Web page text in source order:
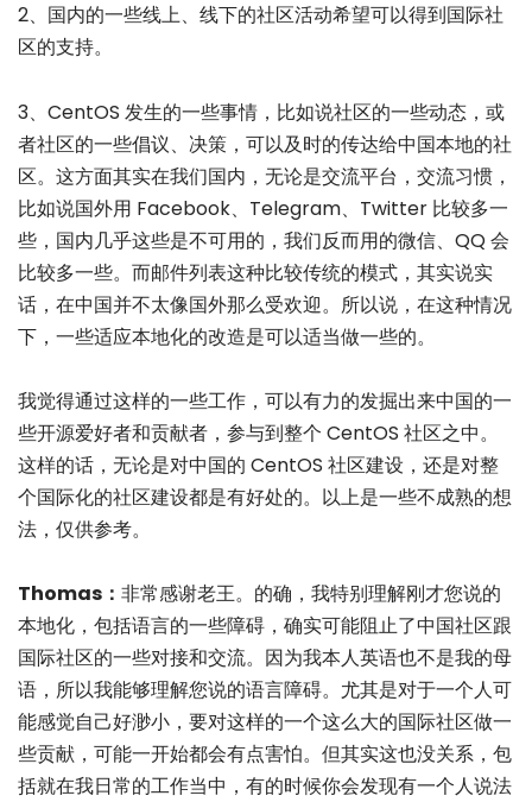
2、国内的一些线上、线下的社区活动希望可以得到国际社
区的支持。
3、CentOS 发生的一些事情，比如说社区的一些动态，或
者社区的一些倡议、决策，可以及时的传达给中国本地的社
区。这方面其实在我们国内，无论是交流平台，交流习惯，
比如说国外用 Facebook、Telegram、Twitter 比较多一
些，国内几乎这些是不可用的，我们反而用的微信、QQ 会
比较多一些。而邮件列表这种比较传统的模式，其实说实
话，在中国并不太像国外那么受欢迎。所以说，在这种情况
下，一些适应本地化的改造是可以适当做一些的。
我觉得通过这样的一些工作，可以有力的发掘出来中国的一
些开源爱好者和贡献者，参与到整个 CentOS 社区之中。
这样的话，无论是对中国的 CentOS 社区建设，还是对整
个国际化的社区建设都是有好处的。以上是一些不成熟的想
法，仅供参考。
Thomas： 非常感谢老王。的确，我特别理解刚才您说的
本地化，包括语言的一些障碍，确实可能阻止了中国社区跟
国际社区的一些对接和交流。因为我本人英语也不是我的母
语，所以我能够理解您说的语言障碍。尤其是对于一个人可
能感觉自己好渺小，要对这样的一个这么大的国际社区做一
些贡献，可能一开始都会有点害怕。但其实这也没关系，包
括就在我日常的工作当中，有的时候你会发现有一个人说法